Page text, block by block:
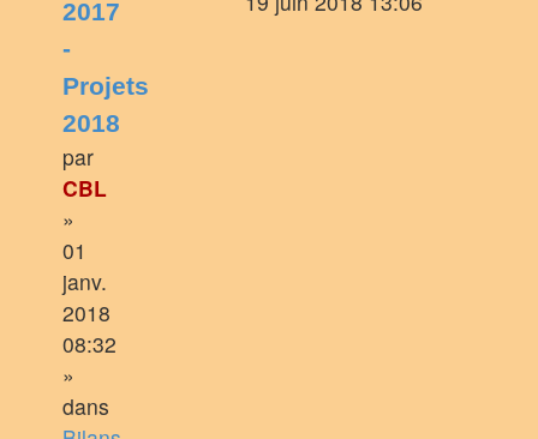
2017
-
Projets
2018
par
CBL
»
01
janv.
2018
08:32
»
dans